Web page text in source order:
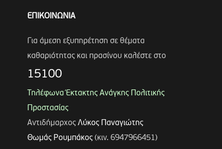
ΕΠΙΚΟΙΝΩΝΙΑ
Για άμεση εξυπηρέτηση σε θέματα
καθαριότητας και πρασίνου καλέστε στο
15100
Τηλέφωνα Έκτακτης Ανάγκης Πολιτικής
Προστασίας
Αντιδήμαρχος Λύκος Παναγιώτης
Θωμάς Ρουμπάκος(κιν. 6947966451)